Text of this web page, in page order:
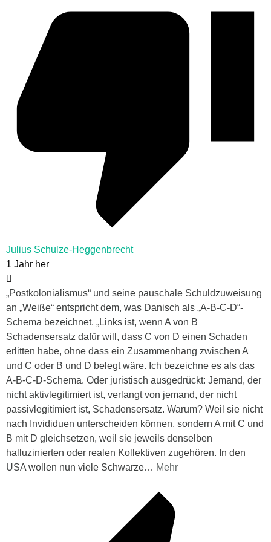
Julius Schulze-Heggenbrecht
1 Jahr her
„Postkolonialismus“ und seine pauschale Schuldzuweisung
an „Weiße“ entspricht dem, was Danisch als „A-B-C-D“-
Schema bezeichnet. „Links ist, wenn A von B
Schadensersatz dafür will, dass C von D einen Schaden
erlitten habe, ohne dass ein Zusammenhang zwischen A
und C oder B und D belegt wäre. Ich bezeichne es als das
A-B-C-D-Schema. Oder juristisch ausgedrückt: Jemand, der
nicht aktivlegitimiert ist, verlangt von jemand, der nicht
passivlegitimiert ist, Schadensersatz. Warum? Weil sie nicht
nach Invididuen unterscheiden können, sondern A mit C und
B mit D gleichsetzen, weil sie jeweils denselben
halluzinierten oder realen Kollektiven zugehören. In den
USA wollen nun viele Schwarze… Mehr